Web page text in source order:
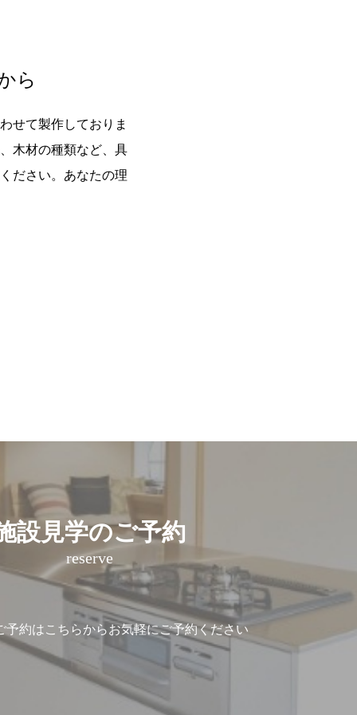
ら
せて製作しておりま
木材の種類など、具
ださい。あなたの理
設見学のご予約
reserve
予約はこちらからお気軽にご予約ください